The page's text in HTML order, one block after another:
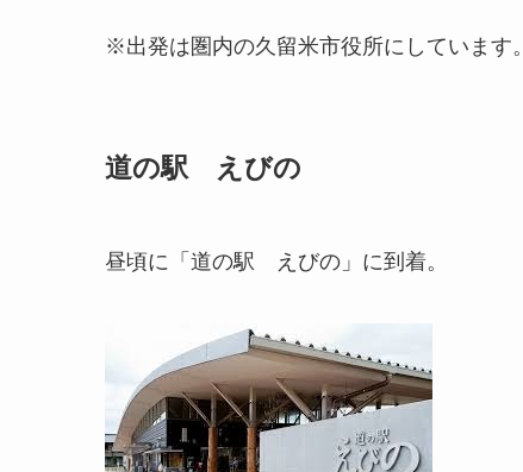
※出発は圏内の久留米市役所にしています。
道の駅 えびの
昼頃に「道の駅 えびの」に到着。